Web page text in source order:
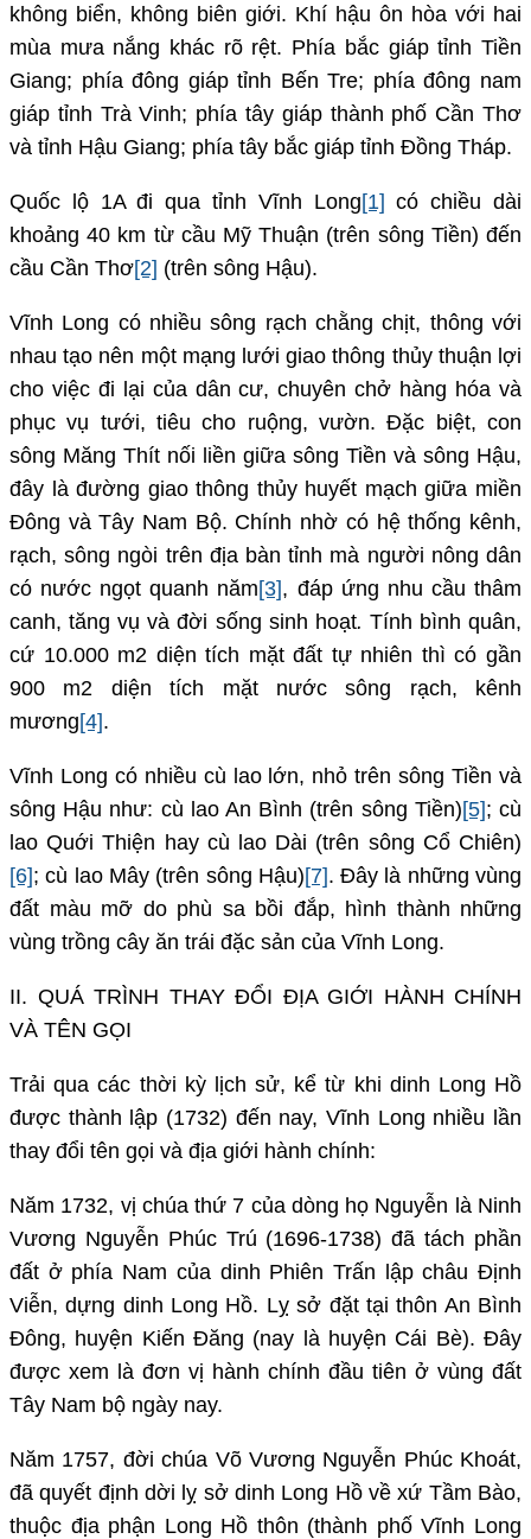
không biển, không biên giới. Khí hậu ôn hòa với hai
mùa mưa nắng khác rõ rệt. Phía bắc giáp tỉnh Tiền
Giang; phía đông giáp tỉnh Bến Tre; phía đông nam
giáp tỉnh Trà Vinh; phía tây giáp thành phố Cần Thơ
và tỉnh Hậu Giang; phía tây bắc giáp tỉnh Đồng Tháp.
Quốc lộ 1A đi qua tỉnh Vĩnh Long[1] có chiều dài
khoảng 40 km từ cầu Mỹ Thuận (trên sông Tiền) đến
cầu Cần Thơ[2] (trên sông Hậu).
Vĩnh Long có nhiều sông rạch chằng chịt, thông với
nhau tạo nên một mạng lưới giao thông thủy thuận lợi
cho việc đi lại của dân cư, chuyên chở hàng hóa và
phục vụ tưới, tiêu cho ruộng, vườn. Đặc biệt, con
sông Măng Thít nối liền giữa sông Tiền và sông Hậu,
đây là đường giao thông thủy huyết mạch giữa miền
Đông và Tây Nam Bộ. Chính nhờ có hệ thống kênh,
rạch, sông ngòi trên địa bàn tỉnh mà người nông dân
có nước ngọt quanh năm[3], đáp ứng nhu cầu thâm
canh, tăng vụ và đời sống sinh hoạt. Tính bình quân,
cứ 10.000 m2 diện tích mặt đất tự nhiên thì có gần
900 m2 diện tích mặt nước sông rạch, kênh
mương[4].
Vĩnh Long có nhiều cù lao lớn, nhỏ trên sông Tiền và
sông Hậu như: cù lao An Bình (trên sông Tiền)[5]; cù
lao Quới Thiện hay cù lao Dài (trên sông Cổ Chiên)
[6]; cù lao Mây (trên sông Hậu)[7]. Đây là những vùng
đất màu mỡ do phù sa bồi đắp, hình thành những
vùng trồng cây ăn trái đặc sản của Vĩnh Long.
II. QUÁ TRÌNH THAY ĐỔI ĐỊA GIỚI HÀNH CHÍNH
VÀ TÊN GỌI
Trải qua các thời kỳ lịch sử, kể từ khi dinh Long Hồ
được thành lập (1732) đến nay, Vĩnh Long nhiều lần
thay đổi tên gọi và địa giới hành chính:
Năm 1732, vị chúa thứ 7 của dòng họ Nguyễn là Ninh
Vương Nguyễn Phúc Trú (1696-1738) đã tách phần
đất ở phía Nam của dinh Phiên Trấn lập châu Định
Viễn, dựng dinh Long Hồ. Lỵ sở đặt tại thôn An Bình
Đông, huyện Kiến Đăng (nay là huyện Cái Bè). Đây
được xem là đơn vị hành chính đầu tiên ở vùng đất
Tây Nam bộ ngày nay.
Năm 1757, đời chúa Võ Vương Nguyễn Phúc Khoát,
đã quyết định dời lỵ sở dinh Long Hồ về xứ Tầm Bào,
thuộc địa phận Long Hồ thôn (thành phố Vĩnh Long